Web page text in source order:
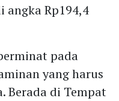
angka Rp194,4
pada
yang harus
Berada di Tempat